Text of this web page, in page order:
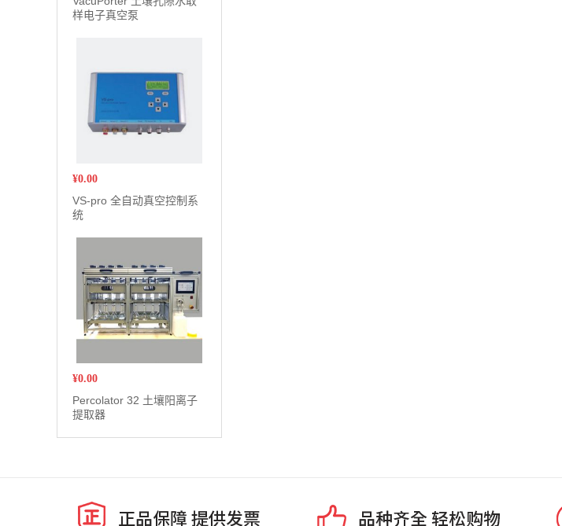
样电子真空泵
¥0.00
VS-pro 全自动真空控制系
统
¥0.00
Percolator 32 土壤阳离子
提取器